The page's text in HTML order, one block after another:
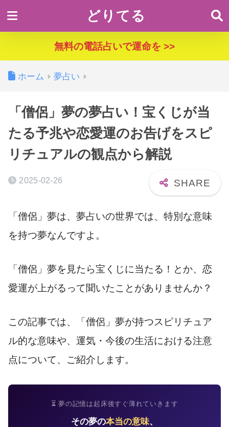
どりてる
無料の電話占いで運命を >>
ホーム 夢占い
「僧侶」夢の夢占い！宝くじが当
たる予兆や恋愛運のお告げをスピ
リチュアルの観点から解説
2025-02-26
「僧侶」夢は、夢占いの世界では、特別な意味
を持つ夢なんですよ。
「僧侶」夢を見たら宝くじに当たる！とか、恋
愛運が上がるって聞いたことがありませんか？
この記事では、「僧侶」夢が持つスピリチュア
ル的な意味や、運気・今後の生活における注意
点について、ご紹介します。
⏳ 夢の記憶は起床後すぐ薄れていきます
その夢の本当の意味、